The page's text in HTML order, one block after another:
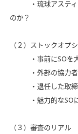
・琉球アスティー
のか？
（２）ストックオプ
・事前にSOを大
・外部の協力者
・退任した取締役
・魅力的なSOに
（３）審査のリアル